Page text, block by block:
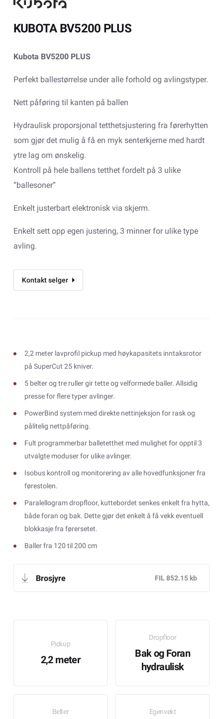
KUBOTA BV5200 PLUS
Kubota BV5200 PLUS
Perfekt ballestørrelse under alle forhold og avlingstyper.
Nett påføring til kanten på ballen
Hydraulisk proporsjonal tetthetsjustering fra førerhytten
som gjør det mulig å få en myk senterkjerne med hardt
ytre lag om ønskelig.
Kontroll på hele ballens tetthet fordelt på 3 ulike
“ballesoner”
Enkelt justerbart elektronisk via skjerm.
Enkelt sett opp egen justering, 3 minner for ulike type
avling.
Kontakt selger
2,2 meter lavprofil pickup med høykapasitets inntaksrotor
på SuperCut 25 kniver.
5 belter og tre ruller gir tette og velformede baller. Allsidig
presse for flere typer avlinger.
PowerBind system med direkte nettinjeksjon for rask og
pålitelig nettpåføring.
Fult programmerbar balletetthet med mulighet for opptil 3
utvalgte moduser for ulike avlinger.
Isobus kontroll og monitorering av alle hovedfunksjoner fra
førestolen.
Paralellogram dropfloor, kuttebordet senkes enkelt fra hytta,
både foran og bak. Dette gjør det enkelt å få vekk eventuell
blokkasje fra førersetet.
Baller fra 120 til 200 cm
Brosjyre
Pickup
2,2 meter
Dropfloor
Bak og Foran
hydraulisk
Belter Egenvekt